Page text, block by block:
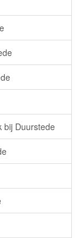
bij Duurstede